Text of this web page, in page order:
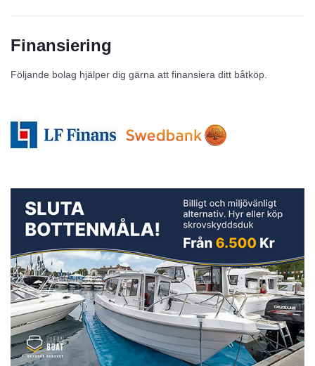
Finansiering
Följande bolag hjälper dig gärna att finansiera ditt båtköp.